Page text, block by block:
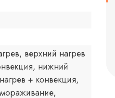
верхний нагрев
нижний
+ конвекция,